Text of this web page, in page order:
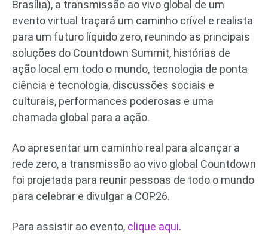
Brasília), a transmissão ao vivo global de um
evento virtual traçará um caminho crível e realista
para um futuro líquido zero, reunindo as principais
soluções do Countdown Summit, histórias de
ação local em todo o mundo, tecnologia de ponta
ciência e tecnologia, discussões sociais e
culturais, performances poderosas e uma
chamada global para a ação.
Ao apresentar um caminho real para alcançar a
rede zero, a transmissão ao vivo global Countdown
foi projetada para reunir pessoas de todo o mundo
para celebrar e divulgar a COP26.
Para assistir ao evento, clique aqui.